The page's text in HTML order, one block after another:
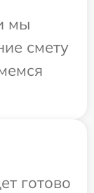
мы
смету
готово